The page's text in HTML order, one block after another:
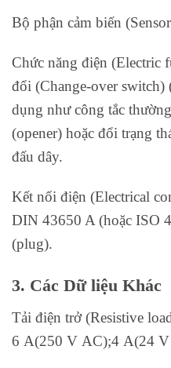
Bộ phận cảm biến
Chức năng điện (Electric
đổi (Change-over switch)
dụng như công tắc
(opener) hoặc đổi trạng
đấu dây.
Kết nối điện (Electrical
DIN 43650 A (hoặc ISO
(plug).
3. Các Dữ liệu Khác
Tải điện trở (Resistive
6 A(250 V AC);4 A(24